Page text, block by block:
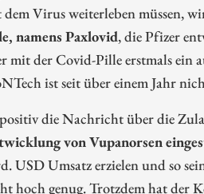
dem Virus weiterleben müssen,
namens Paxlovid, die Pfizer
mit der Covid-Pille erstmals ein
ist seit über einem Jahr
die Nachricht über die
von Vupanorsen
USD Umsatz erzielen und so
hoch genug. Trotzdem hat der